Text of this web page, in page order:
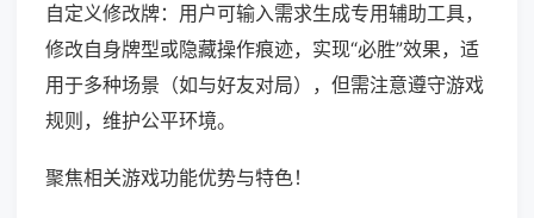
自定义修改牌：用户可输入需求生成专用辅助工具，
修改自身牌型或隐藏操作痕迹，实现“必胜”效果，适
用于多种场景（如与好友对局），但需注意遵守游戏
规则，维护公平环境。
聚焦相关游戏功能优势与特色！